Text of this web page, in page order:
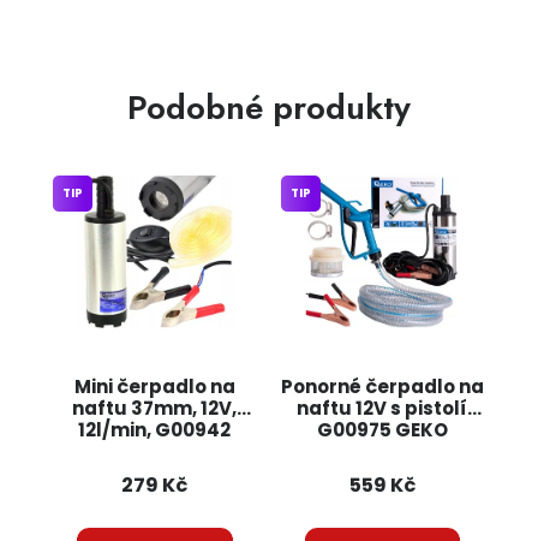
Podobné produkty
Mini čerpadlo na
naftu 37mm, 12V,
12l/min, G00942
TIP
279 Kč
Ponorné čerpadlo na
naftu 12V s pistolí
G00975 GEKO
TIP
559 Kč